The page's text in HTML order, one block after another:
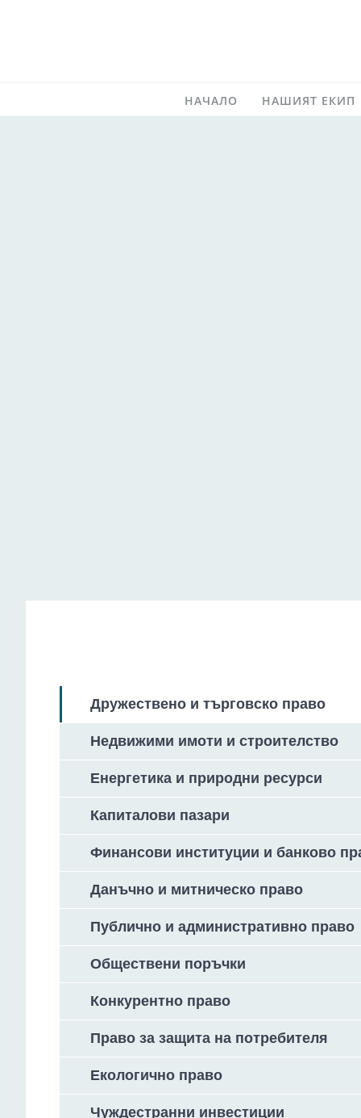
НАЧАЛО НАШИЯТ ЕКИП
Дружествено и търговско право
Недвижими имоти и строителство
Енергетика и природни ресурси
Капиталови пазари
Финансови институции и банково
Данъчно и митническо право
Публично и административно право
Обществени поръчки
Конкурентно право
Право за защита на потребителя
Екологично право
Чуждестранни инвестиции